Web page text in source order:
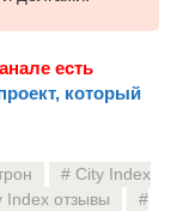
есть
который
City Index
Index отзывы